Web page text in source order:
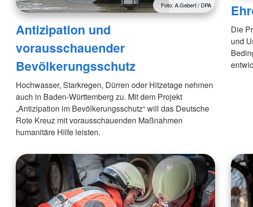
Foto: A.Gebert / DPA
Antizipation und
vorausschauender
Bevölkerungsschutz
Hochwasser, Starkregen, Dürren oder Hitzetage nehmen
auch in Baden-Württemberg zu. Mit dem Projekt
„Antizipation im Bevölkerungsschutz“ will das Deutsche
Rote Kreuz mit vorausschauenden Maßnahmen
humanitäre Hilfe leisten.
Die
und